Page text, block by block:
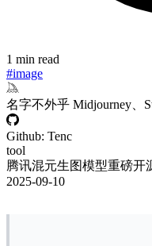
1 min read
#image
名字不外乎 Midjourney、
Github: Tenc
tool
腾讯混元生图模型重磅开
2025-09-10